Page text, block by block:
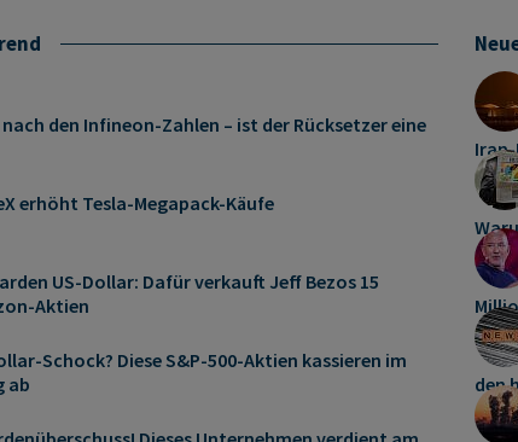
nach den Infineon-Zahlen – ist der Rücksetzer eine
erhöht Tesla-Megapack-Käufe
US-Dollar: Dafür verkauft Jeff Bezos 15
Aktien
Schock? Diese S&P-500-Aktien kassieren im
ab
den